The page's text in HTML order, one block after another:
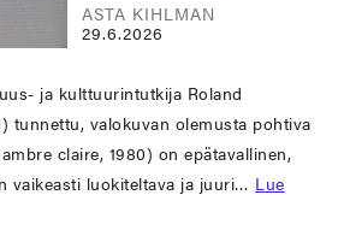
ASTA KIHLMAN
29.6.2026
ja kulttuurintutkija Roland
tunnettu, valokuvan olemusta pohtiva
claire, 1980) on epätavallinen,
vaikeasti luokiteltava ja juuri… Lue